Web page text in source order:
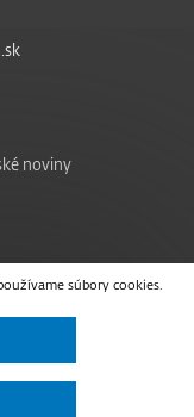
súbory cookies.
noviny